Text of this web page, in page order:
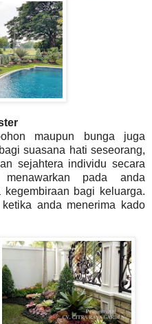
maupun bunga juga
suasana hati seseorang,
sejahtera individu secara
menawarkan pada anda
bagi keluarga.
anda menerima kado